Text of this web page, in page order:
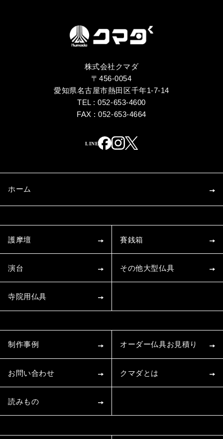
株式会社クマダ
〒456-0054
愛知県名古屋市熱田区千年1-7-14
TEL : 052-653-4600
FAX : 052-653-4664
ホーム
護摩壇 賽銭箱
演台 その他大型仏具
寺院用仏具
制作事例 オーダー仏具お見積り
お問い合わせ クマダとは
読みもの